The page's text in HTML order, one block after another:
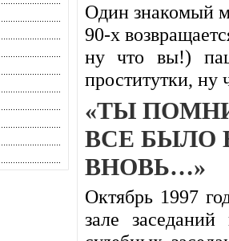
Один знакомый
90-х
ну что вы!)
проститутки,
«ТЫ
ВСЕ БЫЛО
ВНОВЬ…»
Октябрь 1997
зале